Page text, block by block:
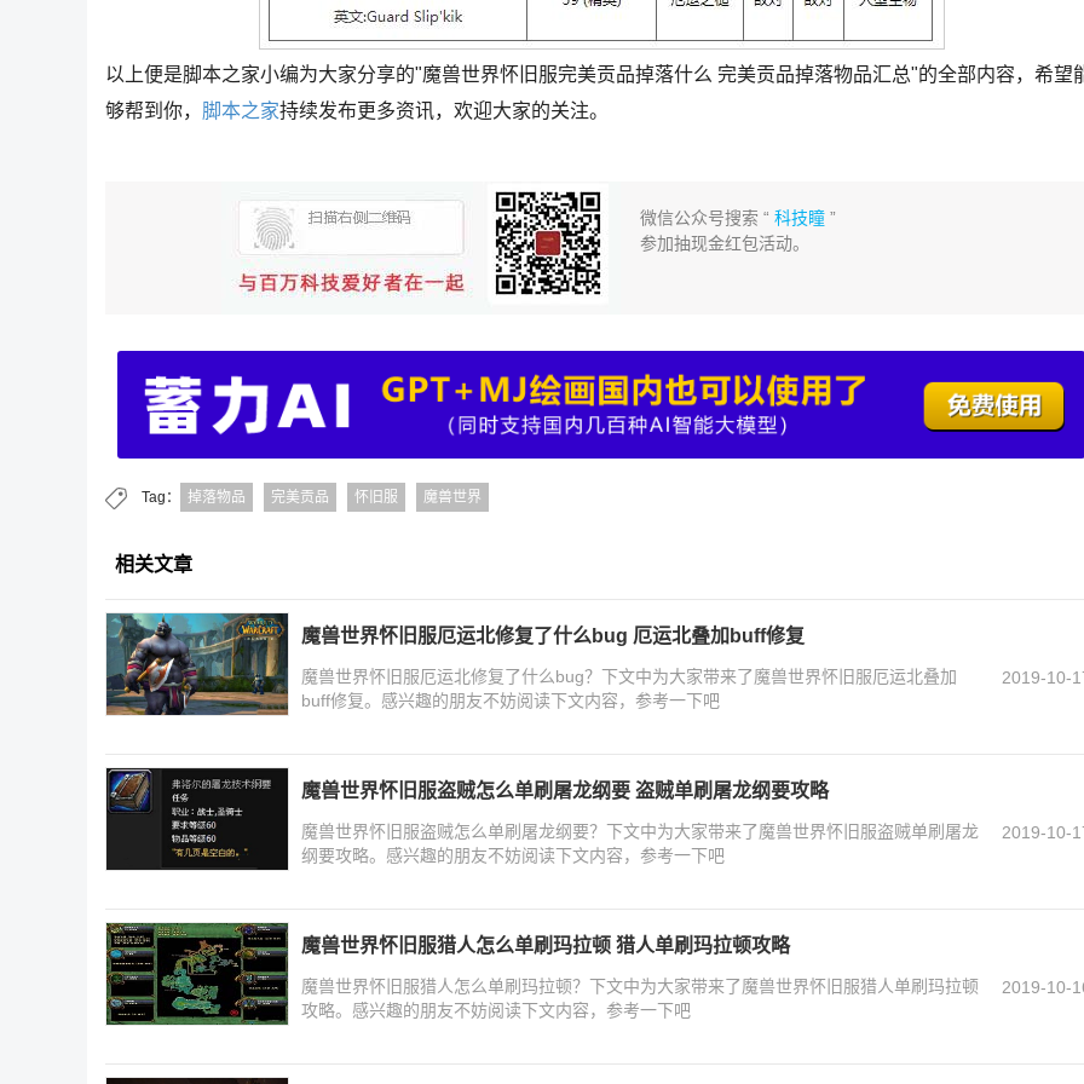
以上便是脚本之家小编为大家分享的"魔兽世界怀旧服完美贡品掉落什么 完美贡品掉落物品汇总"的全部内容，希望
够帮到你， 脚本之家持续发布更多资讯，欢迎大家的关注。
微信公众号搜索 “科技瞳 ”
参加抽现金红包活动。
Tag： 掉落物品 完美贡品 怀旧服 魔兽世界
相关文章
魔兽世界怀旧服厄运北修复了什么bug 厄运北叠加buff修复
魔兽世界怀旧服厄运北修复了什么bug？下文中为大家带来了魔兽世界怀旧服厄运北叠加
buff修复。感兴趣的朋友不妨阅读下文内容，参考一下吧
2019-10-
魔兽世界怀旧服盗贼怎么单刷屠龙纲要 盗贼单刷屠龙纲要攻略
魔兽世界怀旧服盗贼怎么单刷屠龙纲要？下文中为大家带来了魔兽世界怀旧服盗贼单刷屠龙
纲要攻略。感兴趣的朋友不妨阅读下文内容，参考一下吧
2019-10-
魔兽世界怀旧服猎人怎么单刷玛拉顿 猎人单刷玛拉顿攻略
魔兽世界怀旧服猎人怎么单刷玛拉顿？下文中为大家带来了魔兽世界怀旧服猎人单刷玛拉顿
攻略。感兴趣的朋友不妨阅读下文内容，参考一下吧
2019-10-